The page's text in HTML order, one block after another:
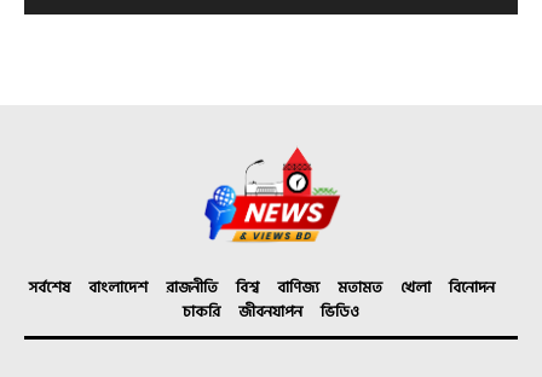
সর্বশেষ বাংলাদেশ রাজনীতি বিশ্ব বাণিজ্য মতামত খেলা
বিনোদন
চাকরি
জীবনযাপন ভিডিও